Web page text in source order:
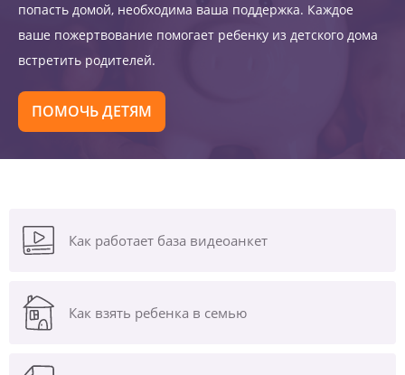
попасть домой, необходима ваша поддержка. Каждое
ваше пожертвование помогает ребенку из детского дома
встретить родителей.
ПОМОЧЬ ДЕТЯМ
Как работает база видеоанкет
Как взять ребенка в семью